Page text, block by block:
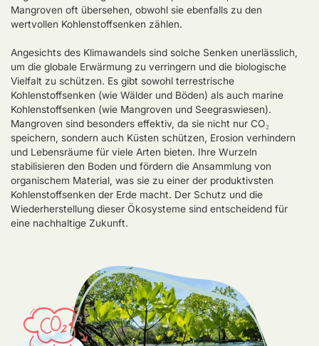
Mangroven oft übersehen, obwohl sie ebenfalls zu den
wertvollen Kohlenstoffsenken zählen.
Angesichts des Klimawandels sind solche Senken unerlässlich,
um die globale Erwärmung zu verringern und die biologische
Vielfalt zu schützen. Es gibt sowohl terrestrische
Kohlenstoffsenken (wie Wälder und Böden) als auch marine
Kohlenstoffsenken (wie Mangroven und Seegraswiesen).
Mangroven sind besonders effektiv, da sie nicht nur CO₂
speichern, sondern auch Küsten schützen, Erosion verhindern
und Lebensräume für viele Arten bieten. Ihre Wurzeln
stabilisieren den Boden und fördern die Ansammlung von
organischem Material, was sie zu einer der produktivsten
Kohlenstoffsenken der Erde macht. Der Schutz und die
Wiederherstellung dieser Ökosysteme sind entscheidend für
eine nachhaltige Zukunft.